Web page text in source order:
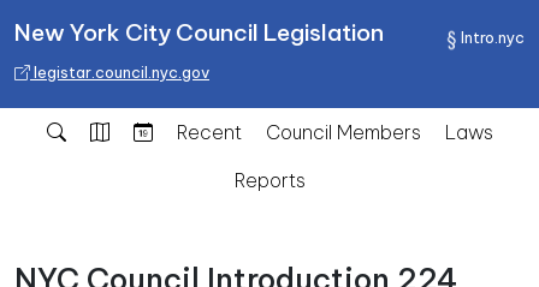
Intro.nyc
New York City Council Legislation
legistar.council.nyc.gov
Recent Council Members
Laws
Reports